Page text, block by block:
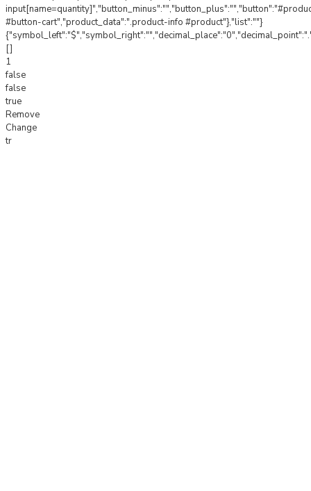
#button-cart","product_data":".product-info #product"},"list":""}
[]
1
false
false
true
Remove
Change
tr